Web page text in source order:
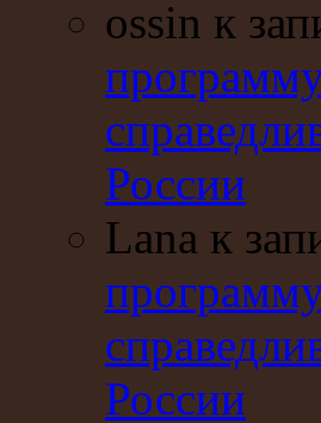
ossin к
России
Lana к
России